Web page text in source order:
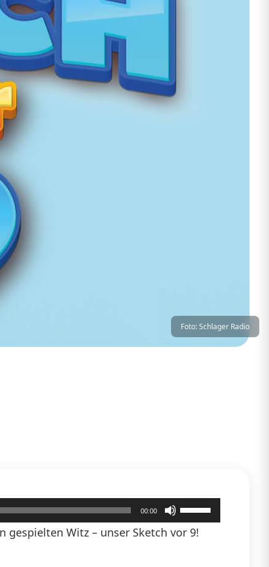
Foto: Schlager Radio
00:00
Pfeiltasten
Hoch/Runter
gespielten Witz – unser Sketch vor 9!